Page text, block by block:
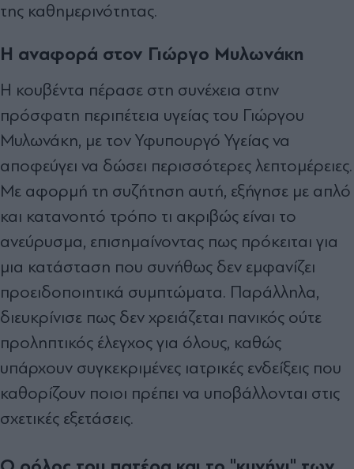
της καθημερινότητας.
Η αναφορά στον Γιώργο Μυλωνάκη
Η κουβέντα πέρασε στη συνέχεια στην
πρόσφατη περιπέτεια υγείας του Γιώργου
Μυλωνάκη, με τον Υφυπουργό Υγείας να
αποφεύγει να δώσει περισσότερες λεπτομέρειες.
Με αφορμή τη συζήτηση αυτή, εξήγησε με απλό
και κατανοητό τρόπο τι ακριβώς είναι το
ανεύρυσμα, επισημαίνοντας πως πρόκειται για
μια κατάσταση που συνήθως δεν εμφανίζει
προειδοποιητικά συμπτώματα. Παράλληλα,
διευκρίνισε πως δεν χρειάζεται πανικός ούτε
προληπτικός έλεγχος για όλους, καθώς
υπάρχουν συγκεκριμένες ιατρικές ενδείξεις που
καθορίζουν ποιοι πρέπει να υποβάλλονται στις
σχετικές εξετάσεις.